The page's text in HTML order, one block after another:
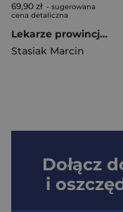
69,90 zł - sugerowana
cena detaliczna
Lekarze prowincjonalni
Stasiak Marcin
Dołącz
i